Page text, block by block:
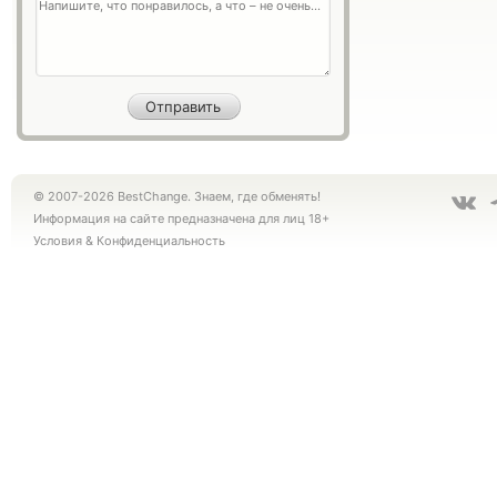
© 2007-2026 BestChange. Знаем, где обменять!
Информация на сайте предназначена для лиц 18+
Условия & Конфиденциальность